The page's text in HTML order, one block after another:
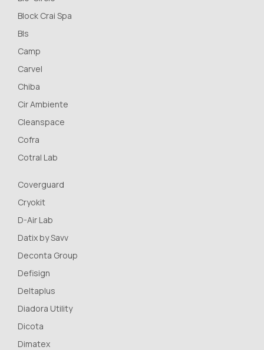
Block Crai Spa
Bls
Camp
Carvel
Chiba
Cir Ambiente
Cleanspace
Cofra
Cotral Lab
Coverguard
Cryokit
D-Air Lab
Datix by Savv
Deconta Group
Defisign
Deltaplus
Diadora Utility
Dicota
Dimatex